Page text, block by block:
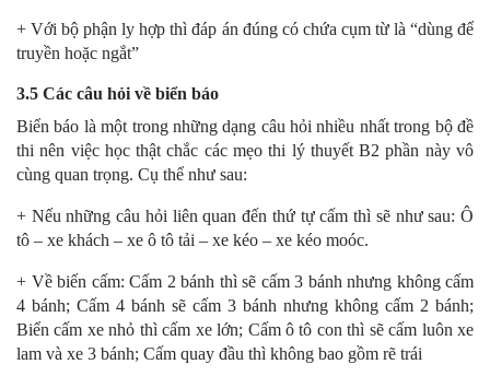
+ Với bộ phận ly hợp thì đáp án đúng có chứa cụm từ là “dùng để
truyền hoặc ngắt”
3.5 Các câu hỏi về biển báo
Biển báo là một trong những dạng câu hỏi nhiều nhất trong bộ đề
thi nên việc học thật chắc các mẹo thi lý thuyết B2 phần này vô
cùng quan trọng. Cụ thể như sau:
+ Nếu những câu hỏi liên quan đến thứ tự cấm thì sẽ như sau: Ô
tô – xe khách – xe ô tô tải – xe kéo – xe kéo moóc.
+ Về biến cấm: Cấm 2 bánh thì sẽ cấm 3 bánh nhưng không cấm
4 bánh; Cấm 4 bánh sẽ cấm 3 bánh nhưng không cấm 2 bánh;
Biển cấm xe nhỏ thì cấm xe lớn; Cấm ô tô con thì sẽ cấm luôn xe
lam và xe 3 bánh; Cấm quay đầu thì không bao gồm rẽ trái